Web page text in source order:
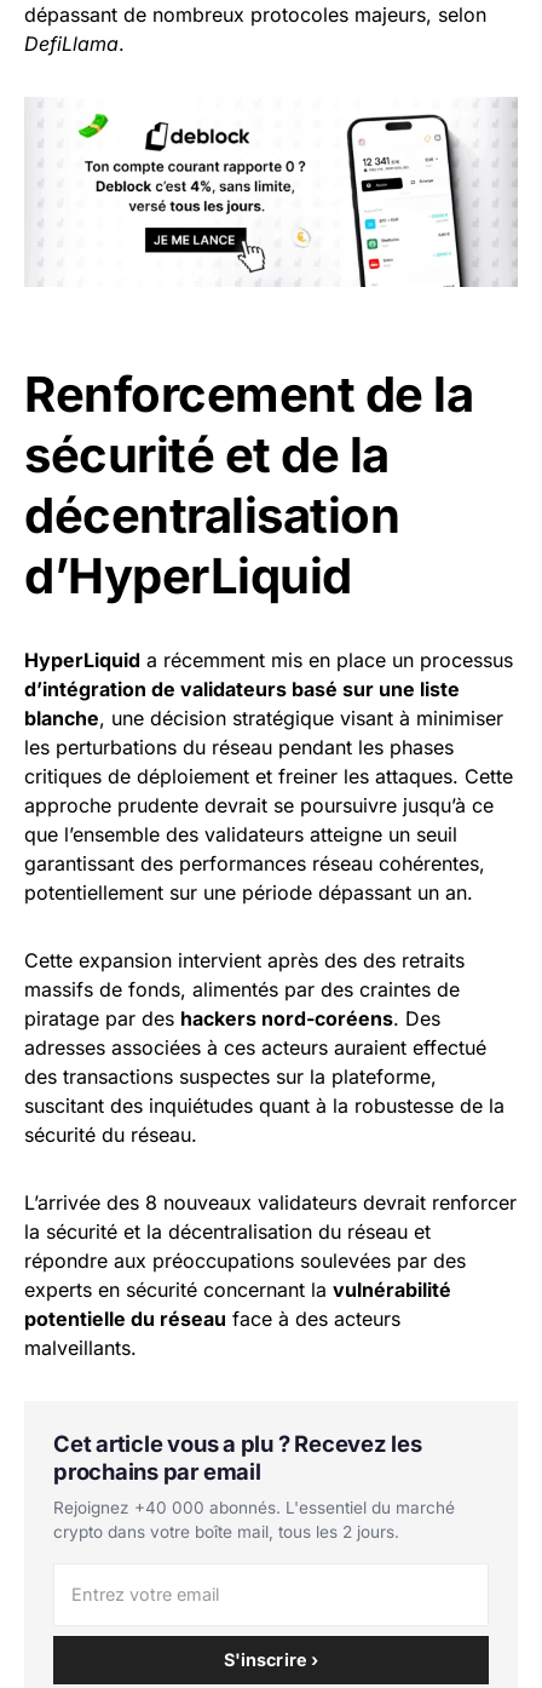
dépassant de nombreux protocoles majeurs, selon
DefiLlama.
Renforcement de la
sécurité et de la
décentralisation
d’HyperLiquid
HyperLiquid a récemment mis en place un processus
d’intégration de validateurs basé sur une liste
blanche, une décision stratégique visant à minimiser
les perturbations du réseau pendant les phases
critiques de déploiement et freiner les attaques. Cette
approche prudente devrait se poursuivre jusqu’à ce
que l’ensemble des validateurs atteigne un seuil
garantissant des performances réseau cohérentes,
potentiellement sur une période dépassant un an.
Cette expansion intervient après des des retraits
massifs de fonds, alimentés par des craintes de
piratage par des hackers nord-coréens. Des
adresses associées à ces acteurs auraient effectué
des transactions suspectes sur la plateforme,
suscitant des inquiétudes quant à la robustesse de la
sécurité du réseau.
L’arrivée des 8 nouveaux validateurs devrait renforcer
la sécurité et la décentralisation du réseau et
répondre aux préoccupations soulevées par des
experts en sécurité concernant la vulnérabilité
potentielle du réseau face à des acteurs
malveillants.
Cet article vous a plu ? Recevez les
prochains par email
Rejoignez +40 000 abonnés. L'essentiel du marché
crypto dans votre boîte mail, tous les 2 jours.
S'inscrire ›